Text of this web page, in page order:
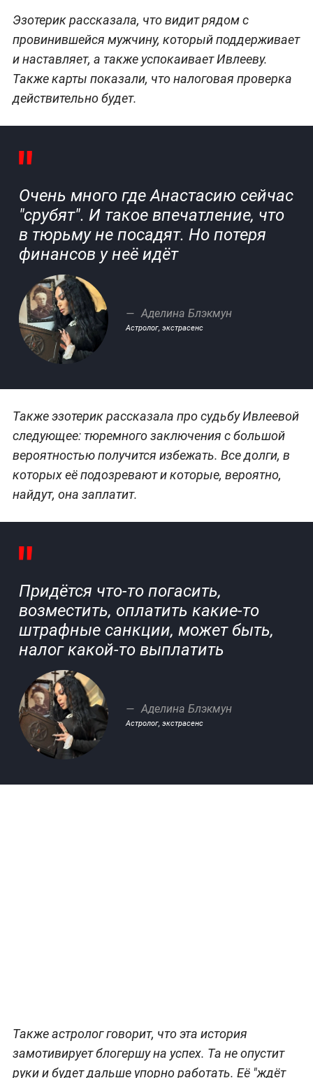
Эзотерик рассказала, что видит рядом с
провинившейся мужчину, который поддерживает
и наставляет, а также успокаивает Ивлееву.
Также карты показали, что налоговая проверка
действительно будет.
Очень много где Анастасию сейчас
"срубят". И такое впечатление, что
в тюрьму не посадят. Но потеря
финансов у неё идёт
Аделина Блэкмун
Астролог, экстрасенс
Также эзотерик рассказала про судьбу Ивлеевой
следующее: тюремного заключения с большой
вероятностью получится избежать. Все долги, в
которых её подозревают и которые, вероятно,
найдут, она заплатит.
Придётся что-то погасить,
возместить, оплатить какие-то
штрафные санкции, может быть,
налог какой-то выплатить
Аделина Блэкмун
Астролог, экстрасенс
Также астролог говорит, что эта история
замотивирует блогершу на успех. Та не опустит
руки и будет дальше упорно работать. Её "ждёт